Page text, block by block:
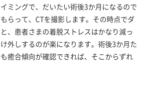
ミングで、だいたい術後3か月になるので
らって、CTを撮影します。その時点でダ
、患者さまの着脱ストレスはかなり減っ
外しするのが楽になります。術後3か月た
癒合傾向が確認できれば、そこからずれ